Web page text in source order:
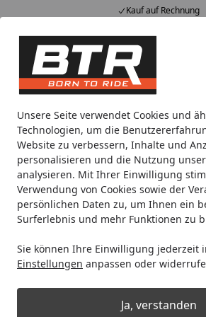
Unsere Seite verwendet Cookies und
Technologien, um die
Website zu verbessern, Inhalte und
personalisieren und die Nutzung
analysieren. Mit Ihrer Einwilligung
Verwendung von Cookies sowie der
persönlichen Daten zu, um Ihnen ein
Surferlebnis und mehr Funktionen zu
Sie können Ihre Einwilligung jederzeit
Einstellungen anpassen oder
Ja, verstanden
Kauf auf Rechnung
Alle Produkte
Mein Konto
Suchen
Noch 1 Tag und 14
Spare bis zu 35% auf
von BTR!
Startseite
LeoVince Auspuffanlage
LeoVince
Ihre Artikelübersicht
Kategorien